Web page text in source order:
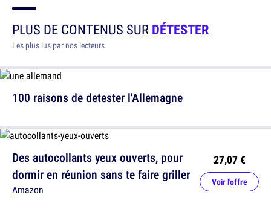
PLUS DE CONTENUS SURDÉTESTER
Les plus lus par nos lecteurs
100 raisons de detester l'Allemagne
Des autocollants yeux ouverts, pour
dormir en réunion sans te faire griller
Amazon
27,07 €
Voir l'offre